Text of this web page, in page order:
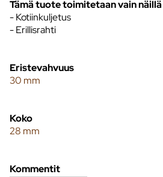
Tämä tuote toimitetaan vain näillä
- Kotiinkuljetus
- Erillisrahti
Eristevahvuus
30 mm
Koko
28 mm
Kommentit